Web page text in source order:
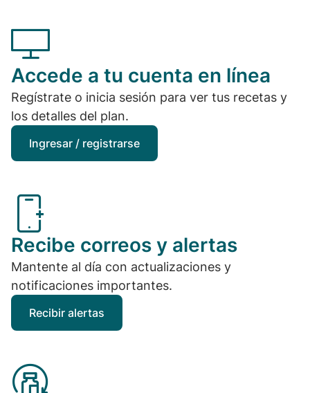
Accede a tu cuenta en línea
Regístrate o inicia sesión para ver tus recetas y
los detalles del plan.
Ingresar / registrarse
Recibe correos y alertas
Mantente al día con actualizaciones y
notificaciones importantes.
Recibir alertas